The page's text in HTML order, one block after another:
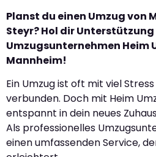
Planst du einen Umzug von
Steyr? Hol dir
Umzugsunternehmen Heim
Mannheim!
Ein Umzug ist oft mit viel
verbunden. Doch mit Heim
entspannt in dein neues
Als professionelles
einen umfassenden Service,